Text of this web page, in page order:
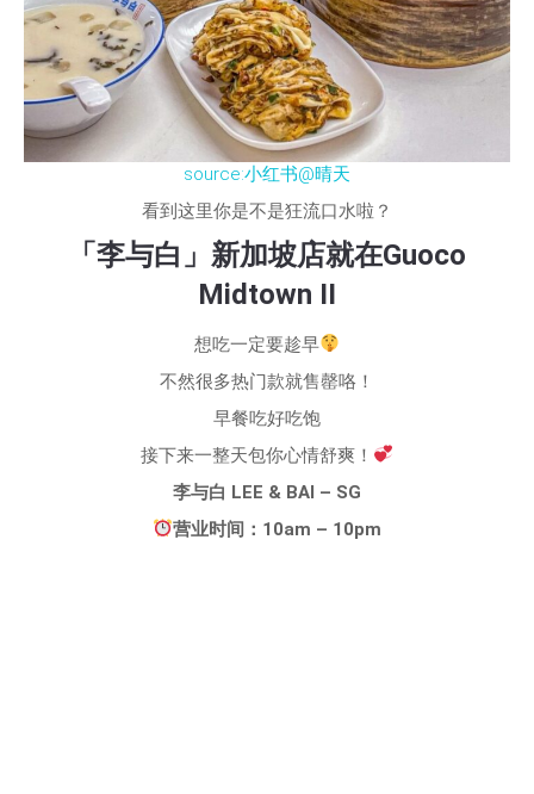
source:小红书@晴天
看到这里你是不是狂流口水啦？
「李与白」新加坡店就在Guoco
Midtown II
想吃一定要趁早
不然很多热门款就售罄咯！
早餐吃好吃饱
接下来一整天包你心情舒爽！
李与白 LEE & BAI – SG
营业时间：10am – 10pm